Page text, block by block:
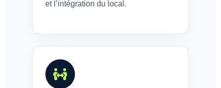
et l’intégration du local.